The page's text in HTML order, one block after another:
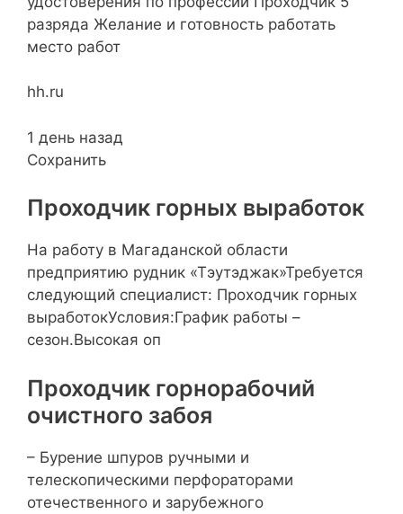
разряда Желание и готовность работать
место работ
hh.ru
1 день назад
Сохранить
Проходчик горных выработок
На работу в Магаданской области
предприятию рудник «Тэутэджак»Требуется
следующий специалист: Проходчик горных
выработокУсловия:График работы –
сезон.Высокая оп
Проходчик горнорабочий
очистного забоя
– Бурение шпуров ручными и
телескопическими перфораторами
отечественного и зарубежного